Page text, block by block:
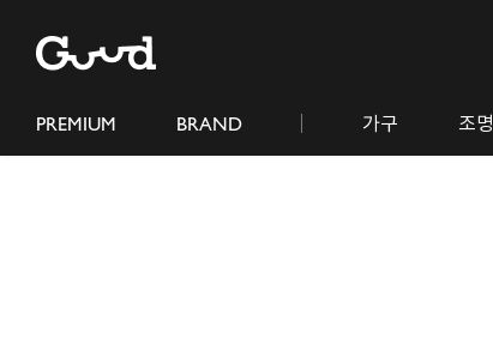
PREMIUM BRAND 가구 조